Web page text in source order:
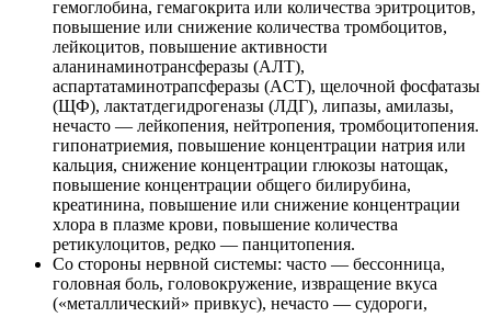
гемоглобина, гемагокрита или количества эритроцитов,
повышение или снижение количества тромбоцитов,
лейкоцитов, повышение активности
аланинаминотрансферазы (АЛТ),
аспартатаминотрапсферазы (ACT), щелочной фосфатазы
(ЩФ), лактатдегидрогеназы (ЛДГ), липазы, амилазы,
нечасто — лейкопения, нейтропения, тромбоцитопения.
гипонатриемия, повышение концентрации натрия или
кальция, снижение концентрации глюкозы натощак,
повышение концентрации общего билирубина,
креатинина, повышение или снижение концентрации
хлора в плазме крови, повышение количества
ретикулоцитов, редко — панцитопения.
Со стороны нервной системы: часто — бессонница,
головная боль, головокружение, извращение вкуса
(«металлический» привкус), нечасто — судороги,